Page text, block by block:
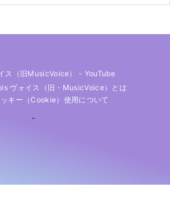
（旧MusicVoice） - YouTube
ヴォイス（旧・MusicVoice）とは
ッキー（cookie）使用について
-